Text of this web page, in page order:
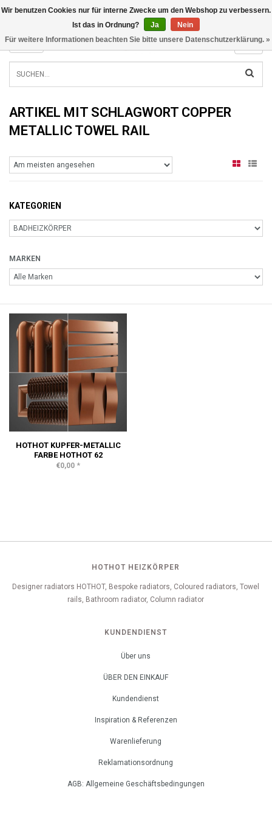
INFO@RADIATORS.SHOP
MENU
ARTIKEL MIT SCHLAGWORT COPPER
METALLIC TOWEL RAIL
KATEGORIEN
MARKEN
HOTHOT KUPFER-METALLIC
FARBE HOTHOT 62
€0,00 *
HOTHOT HEIZKÖRPER
Designer radiators HOTHOT, Bespoke radiators, Coloured radiators, Towel
rails, Bathroom radiator, Column radiator
KUNDENDIENST
Über uns
ÜBER DEN EINKAUF
Kundendienst
Inspiration & Referenzen
Warenlieferung
Reklamationsordnung
AGB: Allgemeine Geschäftsbedingungen
Wir benutzen Cookies nur für interne Zwecke um den Webshop zu verbessern.
Ist das in Ordnung?
Ja
Nein
Für weitere Informationen beachten Sie bitte unsere Datenschutzerklärung. »